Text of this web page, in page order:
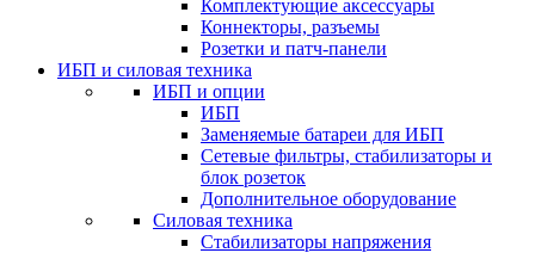
Комплектующие аксессуары
Коннекторы, разъемы
Розетки и патч-панели
ИБП и силовая техника
ИБП и опции
ИБП
Заменяемые батареи для ИБП
Сетевые фильтры, стабилизаторы и
блок розеток
Дополнительное оборудование
Силовая техника
Стабилизаторы напряжения